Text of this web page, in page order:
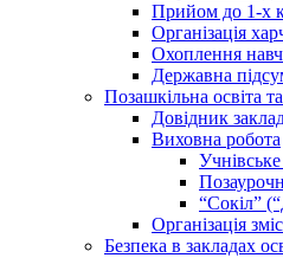
Прийом до 1-х
Організація
Охоплення
Державна
Позашкільна освіта
Довідник
Виховна робота
“Сокіл”
Організація
Безпека в закладах